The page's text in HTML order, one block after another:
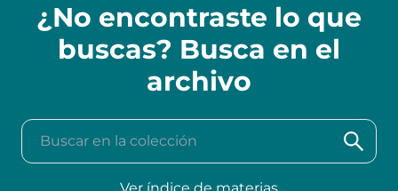
¿No encontraste lo que
buscas? Busca en el
archivo
Buscar en la colección